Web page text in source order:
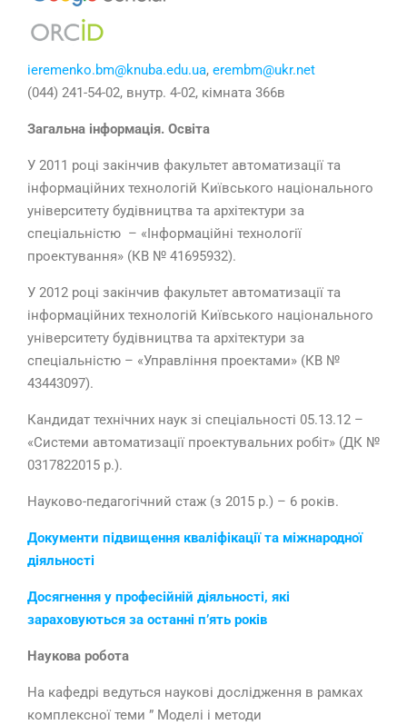
ieremenko.bm@knuba.edu.ua, erembm@ukr.net
(044) 241-54-02, внутр. 4-02, кімната 366в
Загальна інформація. Освіта
У 2011 році закінчив факультет автоматизації та
інформаційних технологій Київського національного
університету будівництва та архітектури за
спеціальністю – «Інформаційні технології
проектування» (КВ № 41695932).
У 2012 році закінчив факультет автоматизації та
інформаційних технологій Київського національного
університету будівництва та архітектури за
спеціальністю – «Управління проектами» (КВ №
43443097).
Кандидат технічних наук зі спеціальності 05.13.12 –
«Системи автоматизації проектувальних робіт» (ДК №
0317822015 р.).
Науково-педагогічний стаж (з 2015 р.) – 6 років.
Документи підвищення кваліфікації та міжнародної
діяльності
Досягнення у професійній діяльності, які
зараховуються за останні п’ять років
Наукова робота
На кафедрі ведуться наукові дослідження в рамках
комплексної теми ” Моделі і методи